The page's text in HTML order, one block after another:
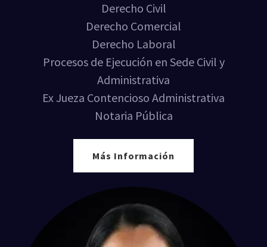
Derecho Civil
Derecho Comercial
Derecho Laboral
Procesos de Ejecución en Sede Civil y
Administrativa
Ex Jueza Contencioso Administrativa
Notaria Pública
Más Información